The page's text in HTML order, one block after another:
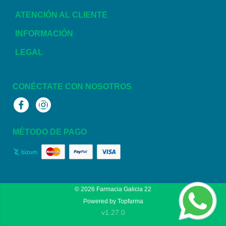
ATENCIÓN AL CLIENTE
INFORMACIÓN
LEGAL
CONÉCTATE CON NOSOTROS
FacebookInstagram
MÉTODO DE PAGO
© 2026 Farmacia Galicia 22
Powered by Topfarma
v1.27.0